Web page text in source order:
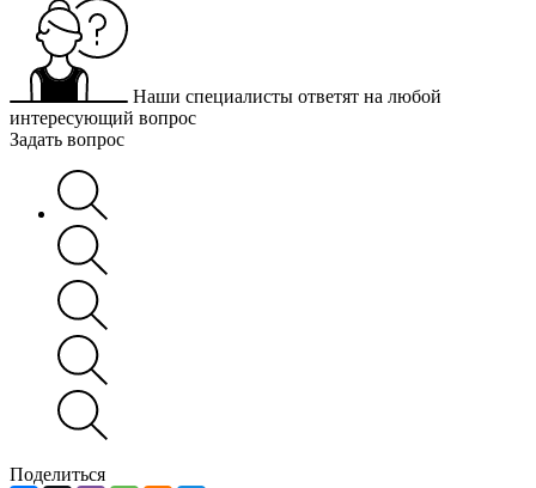
Наши специалисты ответят на любой
интересующий вопрос
Задать вопрос
Поделиться